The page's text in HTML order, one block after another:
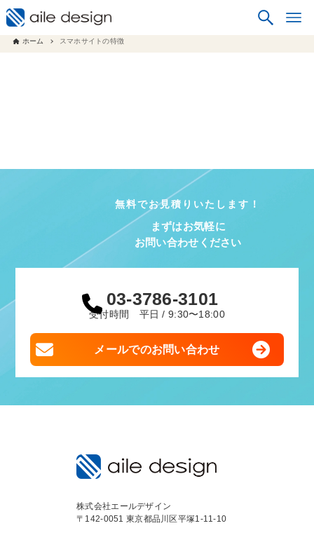
ホーム スマホサイトの特徴
無料でお見積りいたします！
まずはお気軽に
お問い合わせください
03-3786-3101
受付時間 平日 / 9:30〜18:00
メールでのお問い合わせ
株式会社エールデザイン
〒142-0051 東京都品川区平塚1-11-10